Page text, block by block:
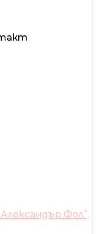
Фол“,